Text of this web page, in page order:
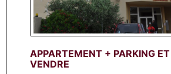
APPARTEMENT + PARKING
VENDRE